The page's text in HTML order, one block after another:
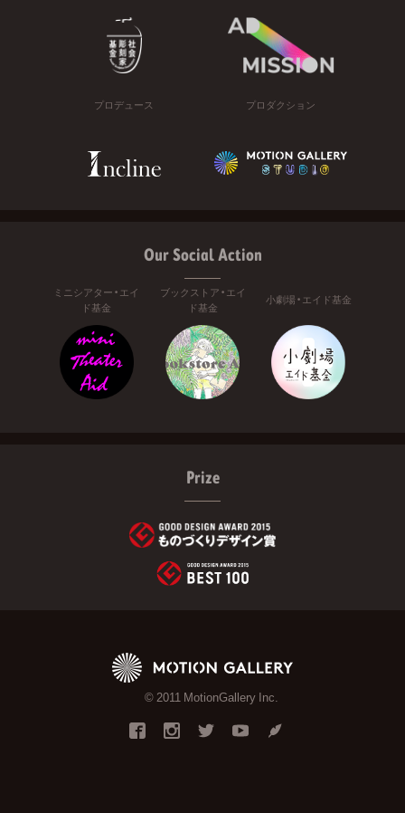
プロデュース プロダクション
Our Social Action
ミニシアター・エイ
ド基金
ブックストア・エイ
ド基金
小劇場・エイド基金
Prize
© 2011 MotionGallery Inc.